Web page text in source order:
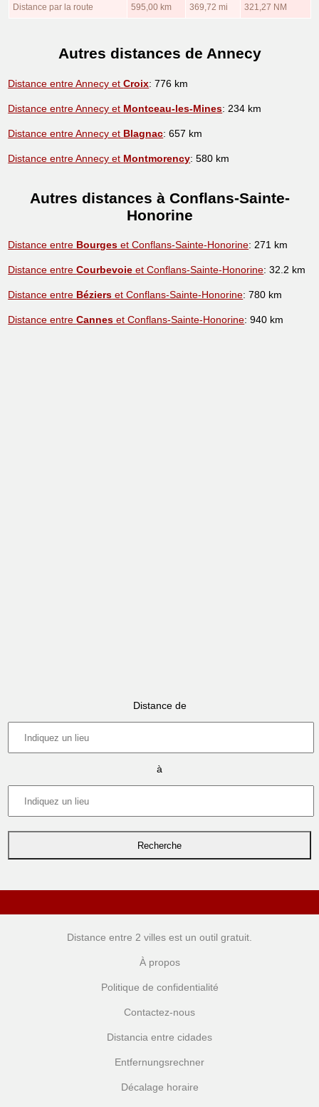
Distance par la route 595,00 km 369,72 mi 321,27 NM
Autres distances de Annecy
Distance entre Annecy etCroix: 776 km
Distance entre Annecy et Montceau-les-Mines: 234 km
Distance entre Annecy et Blagnac: 657 km
Distance entre Annecy et Montmorency: 580 km
Autres distances à Conflans-Sainte-
Honorine
Distance entre Bourges et Conflans-Sainte-Honorine: 271 km
Distance entreCourbevoie et Conflans-Sainte-Honorine: 32.2 km
Distance entre Béziers et Conflans-Sainte-Honorine: 780 km
Distance entreCannes et Conflans-Sainte-Honorine: 940 km
Distance de
à
Distance entre 2 villes est un outil gratuit.
À propos
Politique de confidentialité
Contactez-nous
Distancia entre cidades
Entfernungsrechner
Décalage horaire